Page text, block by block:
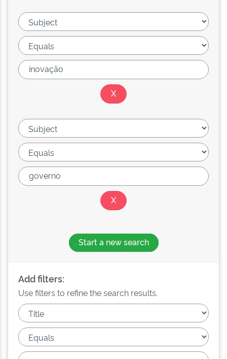
Start a new search
Add filters:
Use filters to refine the search results.